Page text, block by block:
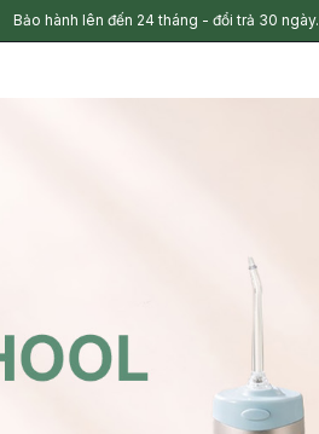
Bảo hành lên đến 24 tháng - đổi trả 30 ngày.